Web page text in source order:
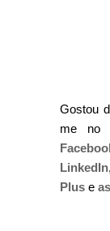
Gostou
me no
LinkedIn
Plus e